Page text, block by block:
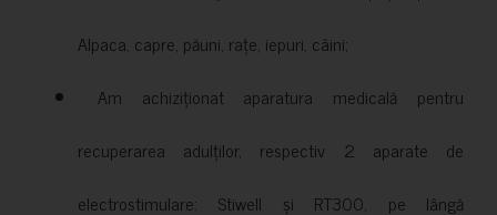
Alpaca, capre, păuni, rațe, iepuri, câini;
Am achiziționat aparatura medicală pentru
recuperarea adulților, respectiv 2 aparate de
electrostimulare: Stiwell și RT300, pe lângă